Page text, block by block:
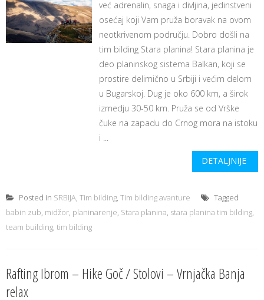
već adrenalin, snaga i divljina, jedinstveni
osećaj koji Vam pruža boravak na ovom
neotkrivenom području. Dobro došli na
tim bilding Stara planina! Stara planina je
deo planinskog sistema Balkan, koji se
prostire delimično u Srbiji i većim delom
u Bugarskoj. Dug je oko 600 km, a širok
izmedju 30-50 km. Pruža se od Vrške
čuke na zapadu do Crnog mora na istoku
i ...
DETALJNIJE
Posted in SRBIJA, Tim bilding, Tim bilding avanture
Tagged
babin zub, midžor, planinarenje, Stara planina, stara planina tim bilding,
team building, tim bilding
Rafting Ibrom – Hike Goč / Stolovi – Vrnjačka Banja
relax